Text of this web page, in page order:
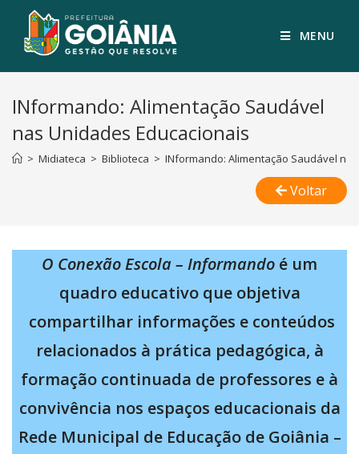
MENU
INformando: Alimentação Saudável
nas Unidades Educacionais
> Midiateca > Biblioteca > INformando: Alimentação Saudável
Voltar
O Conexão Escola – Informando é um
quadro educativo que objetiva
compartilhar informações e conteúdos
relacionados à prática pedagógica, à
formação continuada de professores e à
convivência nos espaços educacionais da
Rede Municipal de Educação de Goiânia –